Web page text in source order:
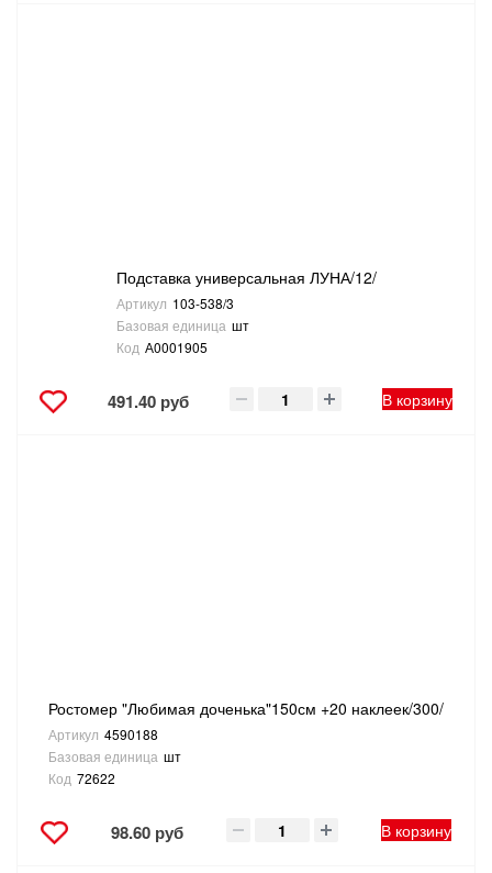
ЭЛЕКТРОМОНТАЖНЫЕ ТОВАРЫ, СВЕТОТЕХНИКА
Подставка универсальная ЛУНА/12/
Артикул 103-538/3
Базовая единица шт
Код А0001905
491.40 руб В корзину
Ростомер "Любимая доченька"150см +20 наклеек/300/
Артикул 4590188
Базовая единица шт
Код 72622
98.60 руб В корзину